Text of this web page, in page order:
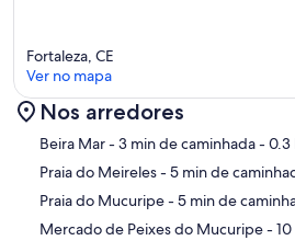
Mapa
Fortaleza, CE
Ver no mapa
Nos arredores
Beira Mar- 3 min de caminhada- 0.3
Praia do Meireles- 5 min de
Praia do Mucuripe- 5 min de
Mercado de Peixes do Mucuripe-